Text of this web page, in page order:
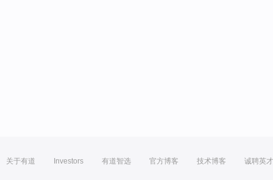
关于有道 Investors 有道智选 官方博客 技术博客 诚聘英才